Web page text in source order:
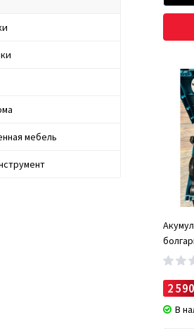
мебель
2
В